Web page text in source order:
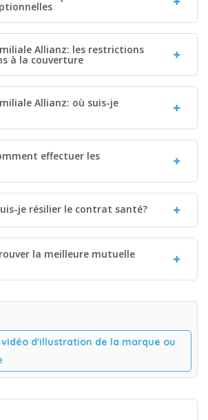
Allianz: les restrictions
à la couverture
Allianz: où suis-je
effectuer les
je résilier le contrat santé?
la meilleure mutuelle
d'illustration de la marque ou